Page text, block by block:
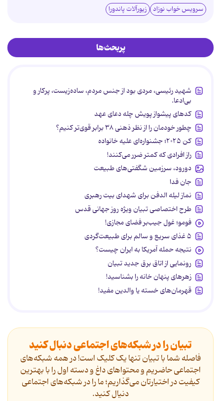
سرویس خواب نوزاد زیورآلات پاندورا
پربحث‌ها
شهید رئیسی، مردی بود از جنس مردم، ساده‌زیست، پرکار و
بی‌ادعا.
کدهای پیشواز پویش چله دعای عهد
چطور خودمان را از نظر ذهنی ۳۸ برابر قوی‌تر کنیم؟
کن ۲۰۲۵؛ جشنواره‌ای علیه خانواده
راز افرادی که کمتر ضرر می‌کنند!
دورود، سرزمین شگفتی‌های طبیعت
جان فدا
نماز لیله الدفن برای شهدای بیت رهبری
طرح اختصاصی تبیان ویژه روز جهانی قدس
فومو؛ غول جیب‌بر فضای مجازی!
۵ غذای سریع و سالم برای طبیعت‌گردی
نتیجه حمله آمریکا به ایران چیست؟
رونمایی از اتاق برق جدید تبیان
زهرهای پنهان خانه را بشناسید!
قهرمان‌های خسته یا والدین مفید!
تبیان را در شبکه‌های اجتماعی دنبال کنید
فاصله شما با تبیان تنها یک کلیک است! در همه شبکه‌های
اجتماعی حاضریم و محتواهای داغ و دسته اول را با بهترین
کیفیت در اختیارتان می‌گذاریم؛ ما را در شبکه‌های اجتماعی
دنیال کنید.